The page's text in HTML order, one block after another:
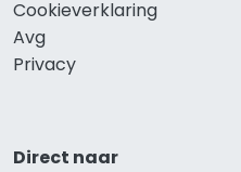
Cookieverklaring
Avg
Privacy
Direct naar